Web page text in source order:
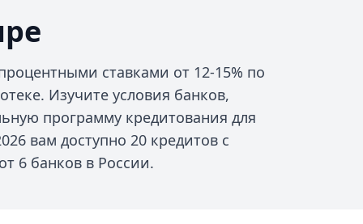
ставками от 12-15% по
Изучите условия банков,
программу кредитования для
вам доступно 20 кредитов с
6 банков в России.